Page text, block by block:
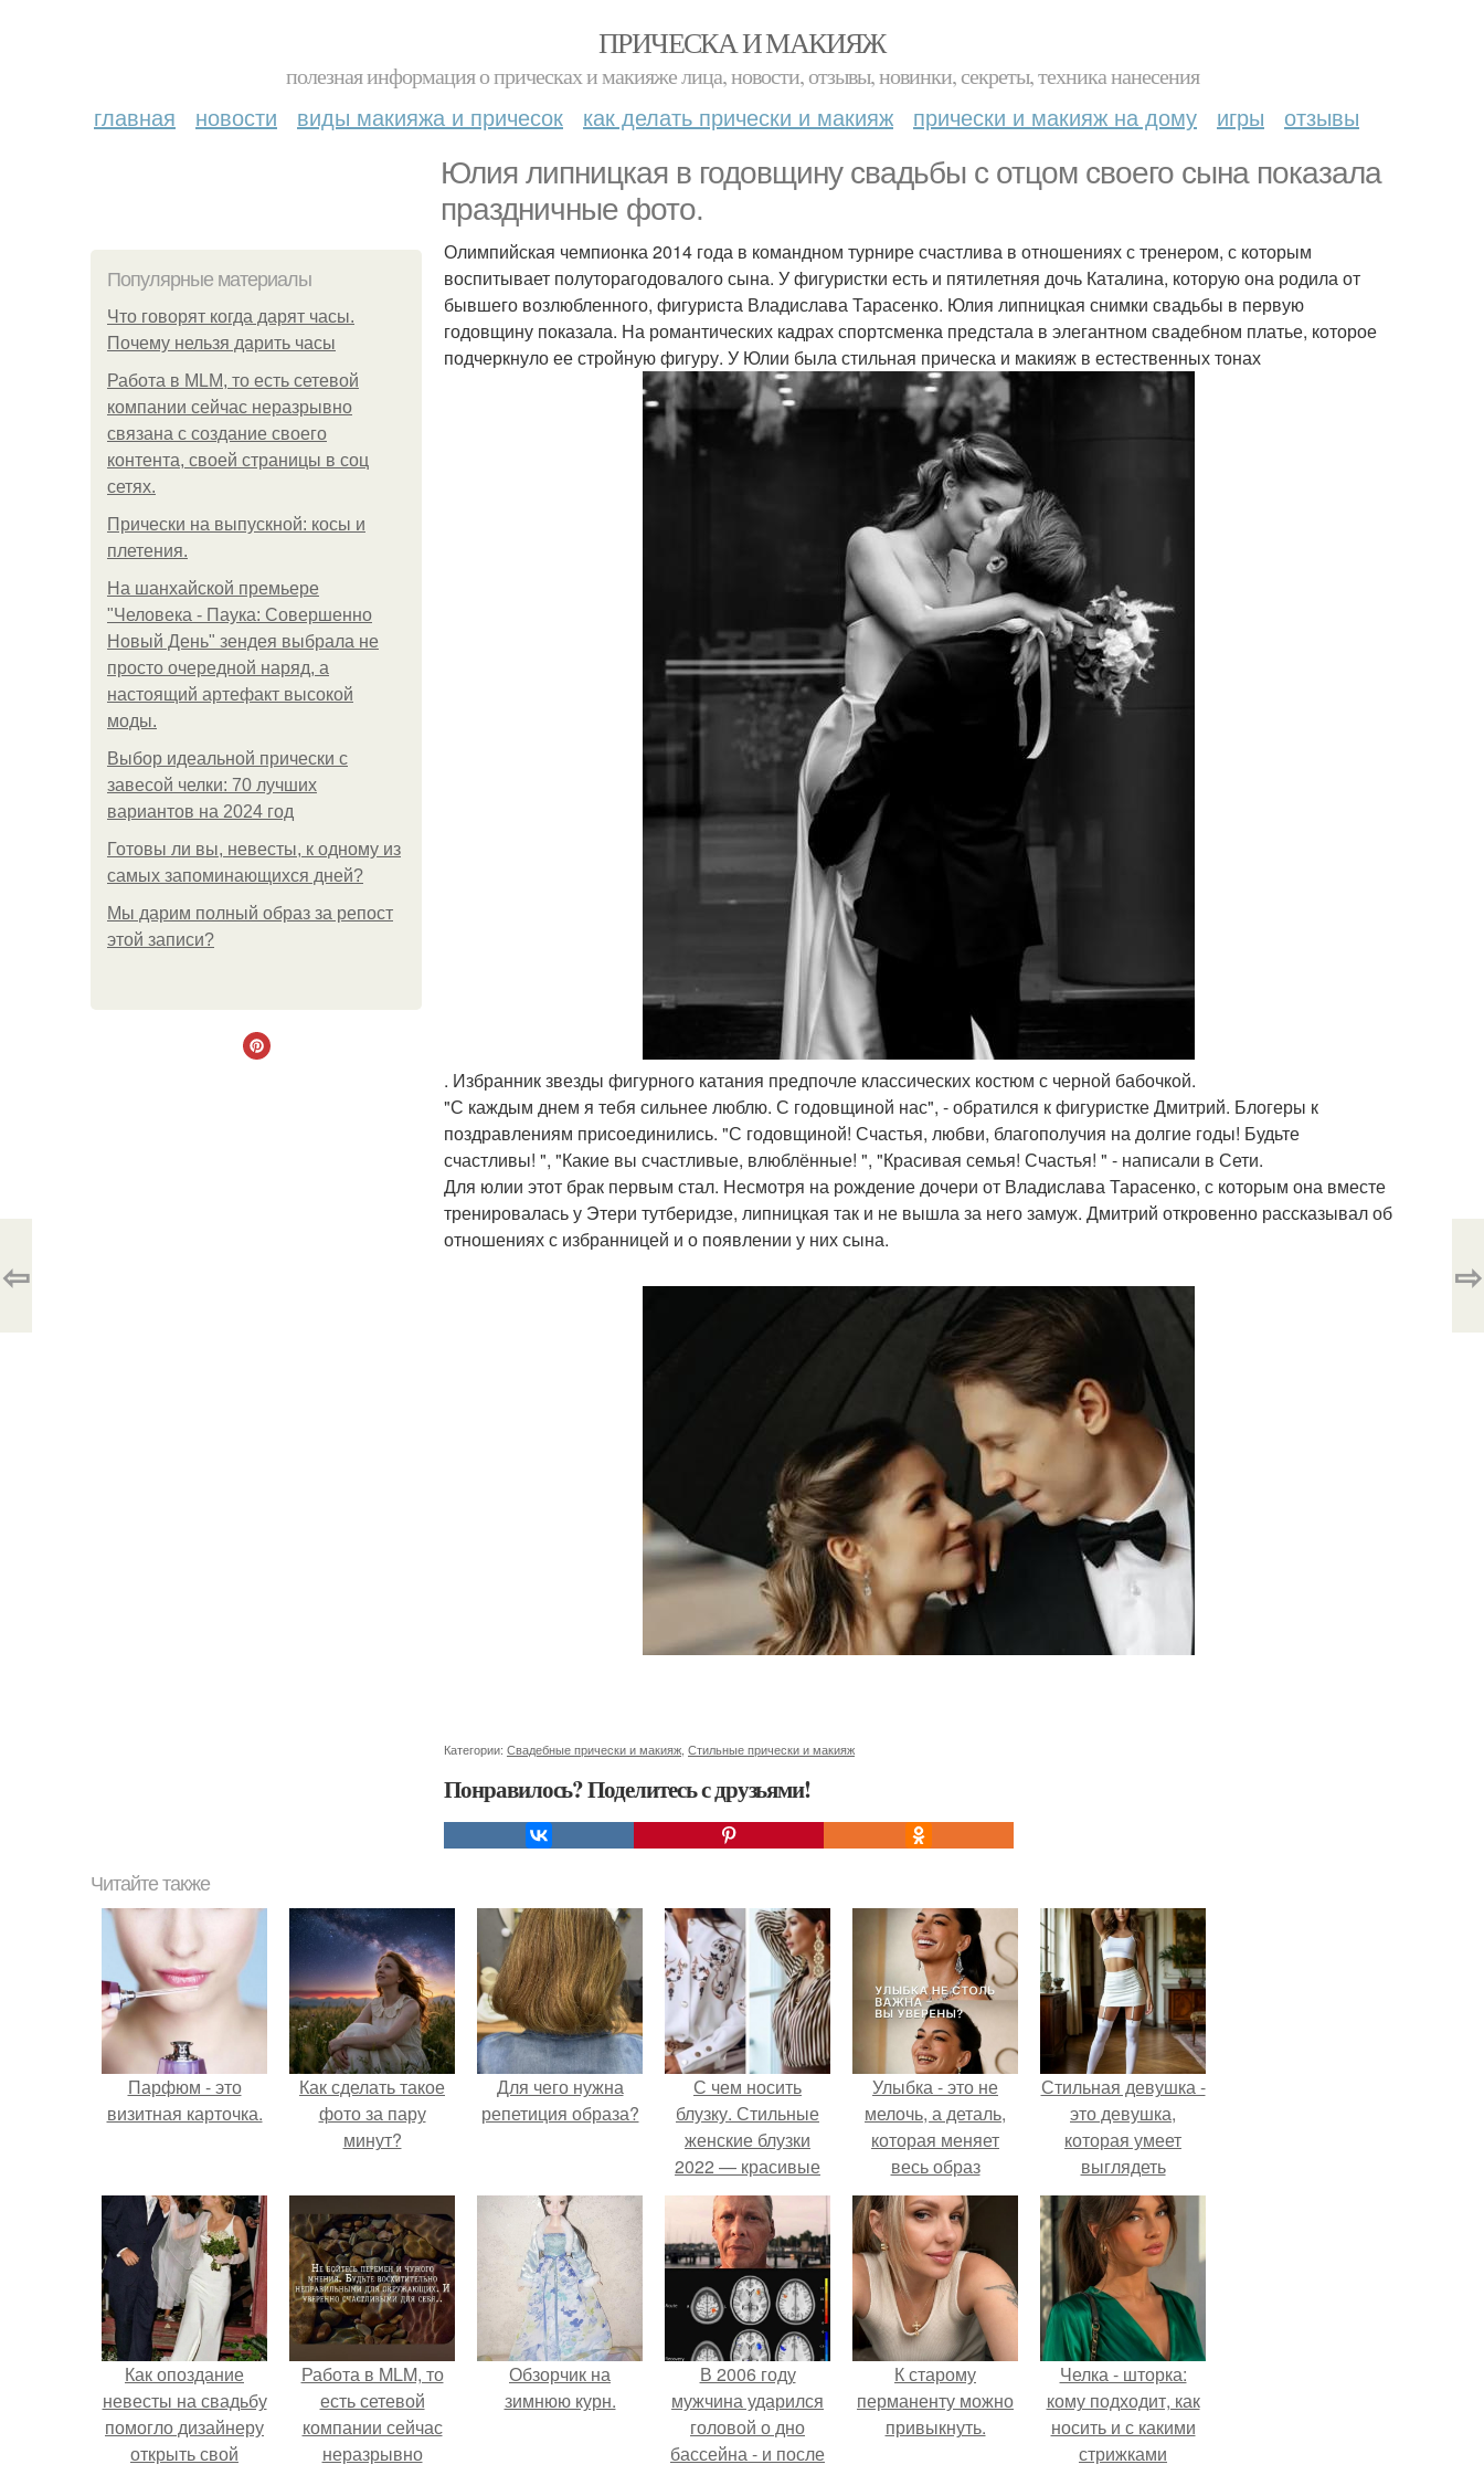
ПРИЧЕСКА И МАКИЯЖ
полезная информация о прическах и макияже лица, новости, отзывы, новинки, секреты, техника нанесения
главная новости виды макияжа и причесок как делать прически и макияж прически и макияж на дому игры отзывы
Юлия липницкая в годовщину свадьбы с отцом своего сына показала
праздничные фото.
Популярные материалы
Что говорят когда дарят часы.
Почему нельзя дарить часы
Работа в MLM, то есть сетевой
компании сейчас неразрывно
связана с создание своего
контента, своей страницы в соц
сетях.
Прически на выпускной: косы и
плетения.
На шанхайской премьере
"Человека - Паука: Совершенно
Новый День" зендея выбрала не
просто очередной наряд, а
настоящий артефакт высокой
моды.
Выбор идеальной прически с
завесой челки: 70 лучших
вариантов на 2024 год
Готовы ли вы, невесты, к одному из
самых запоминающихся дней?
Мы дарим полный образ за репост
этой записи?
Олимпийская чемпионка 2014 года в командном турнире счастлива в отношениях с тренером, с которым
воспитывает полуторагодовалого сына. У фигуристки есть и пятилетняя дочь Каталина, которую она родила от
бывшего возлюбленного, фигуриста Владислава Тарасенко. Юлия липницкая снимки свадьбы в первую
годовщину показала. На романтических кадрах спортсменка предстала в элегантном свадебном платье, которое
подчеркнуло ее стройную фигуру. У Юлии была стильная прическа и макияж в естественных тонах
. Избранник звезды фигурного катания предпочле классических костюм с черной бабочкой.
"С каждым днем я тебя сильнее люблю. С годовщиной нас", - обратился к фигуристке Дмитрий. Блогеры к
поздравлениям присоединились. "С годовщиной! Счастья, любви, благополучия на долгие годы! Будьте
счастливы! ", "Какие вы счастливые, влюблённые! ", "Красивая семья! Счастья! " - написали в Сети.
Для юлии этот брак первым стал. Несмотря на рождение дочери от Владислава Тарасенко, с которым она вместе
тренировалась у Этери тутберидзе, липницкая так и не вышла за него замуж. Дмитрий откровенно рассказывал об
отношениях с избранницей и о появлении у них сына.
Категории: Свадебные прически и макияж Стильные прически и макияж
Понравилось? Поделитесь с друзьями!
⇦ ⇨
Читайте также
Парфюм - это
визитная карточка.
Как сделать такое
фото за пару
минут?
Для чего нужна
репетиция образа?
С чем носить
блузку. Стильные
женские блузки
2022 — красивые
новинки
Улыбка - это не
мелочь, а деталь,
которая меняет
весь образ
человека.
Стильная девушка -
это девушка,
которая умеет
выглядеть
привлекательно и
элегантно в любои
ситуации.
Как опоздание
невесты на свадьбу
помогло дизайнеру
открыть свой
Работа в MLM, то
есть сетевой
компании сейчас
неразрывно
Обзорчик на
зимнюю курн.
В 2006 году
мужчина ударился
головой о дно
бассейна - и после
К старому
перманенту можно
привыкнуть.
Челка - шторка:
кому подходит, как
носить и с какими
стрижками